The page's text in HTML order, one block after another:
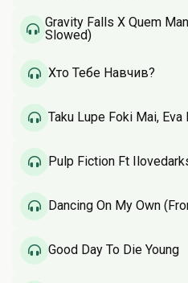
Gravity Falls X Quem
Slowed)
Хто Тебе Навчив?
Taku Lupe Foki Mai, Eva
Pulp Fiction Ft
Dancing On My Own
Good Day To Die Young